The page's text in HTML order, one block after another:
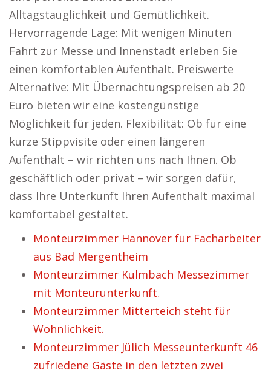
Alltagstauglichkeit und Gemütlichkeit.
Hervorragende Lage: Mit wenigen Minuten
Fahrt zur Messe und Innenstadt erleben Sie
einen komfortablen Aufenthalt. Preiswerte
Alternative: Mit Übernachtungspreisen ab 20
Euro bieten wir eine kostengünstige
Möglichkeit für jeden. Flexibilität: Ob für eine
kurze Stippvisite oder einen längeren
Aufenthalt – wir richten uns nach Ihnen. Ob
geschäftlich oder privat – wir sorgen dafür,
dass Ihre Unterkunft Ihren Aufenthalt maximal
komfortabel gestaltet.
Monteurzimmer Hannover für Facharbeiter
aus Bad Mergentheim
Monteurzimmer Kulmbach Messezimmer
mit Monteurunterkunft.
Monteurzimmer Mitterteich steht für
Wohnlichkeit.
Monteurzimmer Jülich Messeunterkunft 46
zufriedene Gäste in den letzten zwei